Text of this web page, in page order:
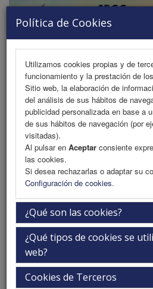
Política de Cookies
Utilizamos cookies propias y de
funcionamiento y la prestación de
Sitio web, la elaboración de
del análisis de sus hábitos de
publicidad personalizada en base a
de sus hábitos de navegación (por
visitadas).
Al pulsar en Aceptar consiente
las cookies.
Si desea rechazarlas o adaptar su
Configuración de cookies.
¿Qué son las cookies?
¿Qué tipos de cookies se
web?
Cookies de Terceros
MENU
Patrocinadores